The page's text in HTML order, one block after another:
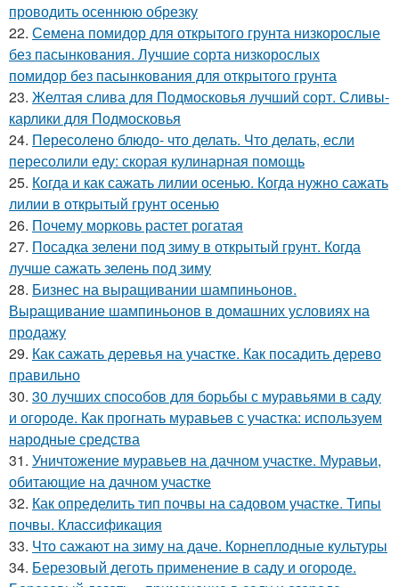
проводить осеннюю обрезку
22. Семена помидор для открытого грунта низкорослые
без пасынкования. Лучшие сорта низкорослых
помидор без пасынкования для открытого грунта
23. Желтая слива для Подмосковья лучший сорт. Сливы-
карлики для Подмосковья
24. Пересолено блюдо- что делать. Что делать, если
пересолили еду: скорая кулинарная помощь
25. Когда и как сажать лилии осенью. Когда нужно сажать
лилии в открытый грунт осенью
26. Почему морковь растет рогатая
27. Посадка зелени под зиму в открытый грунт. Когда
лучше сажать зелень под зиму
28. Бизнес на выращивании шампиньонов.
Выращивание шампиньонов в домашних условиях на
продажу
29. Как сажать деревья на участке. Как посадить дерево
правильно
30. 30 лучших способов для борьбы с муравьями в саду
и огороде. Как прогнать муравьев с участка: используем
народные средства
31. Уничтожение муравьев на дачном участке. Муравьи,
обитающие на дачном участке
32. Как определить тип почвы на садовом участке. Типы
почвы. Классификация
33. Что сажают на зиму на даче. Корнеплодные культуры
34. Березовый деготь применение в саду и огороде.